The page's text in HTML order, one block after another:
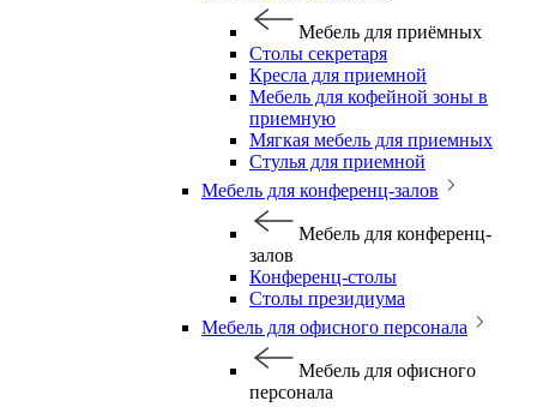
Мебель для приёмных
Столы секретаря
Кресла для приемной
Мебель для кофейной зоны в
приемную
Мягкая мебель для приемных
Стулья для приемной
Мебель для конференц-залов
Мебель для конференц-
залов
Конференц-столы
Столы президиума
Мебель для офисного персонала
Мебель для офисного
персонала